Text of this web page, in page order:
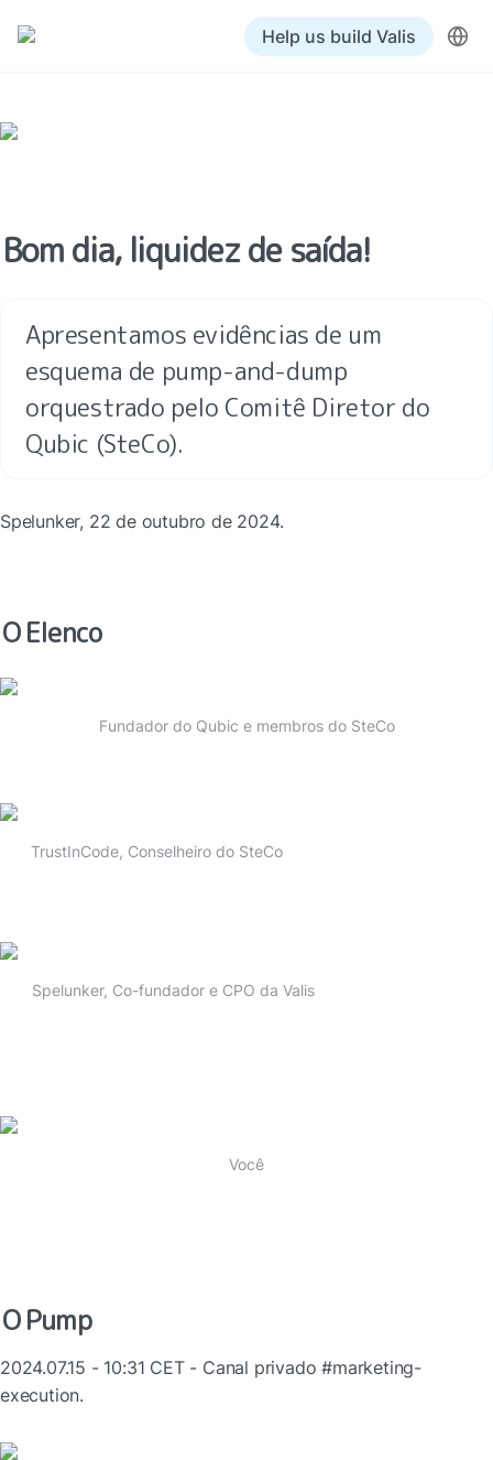
Help us build Valis
Bom dia, liquidez de saída!
Apresentamos evidências de um
esquema de pump-and-dump
orquestrado pelo Comitê Diretor do
Qubic (SteCo).
Spelunker, 22 de outubro de 2024.
O Elenco
Fundador do Qubic e membros do SteCo
TrustInCode, Conselheiro do SteCo
Spelunker, Co-fundador e CPO da Valis
Você
O Pump
2024.07.15 - 10:31 CET - Canal privado #marketing-
execution.